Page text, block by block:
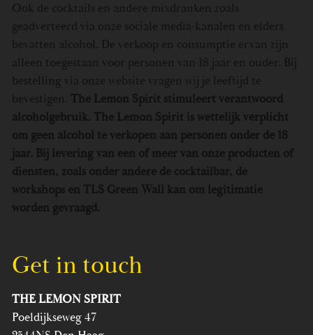
Get in touch
THE LEMON SPIRIT
Poeldijkseweg 47
Ook de cocktails en andere mixdranken zoals
geadverteerd via onze sociale media-kanalen en elders
bevatten alcohol. De verkoop en consumptie ervan zijn
alleen toegestaan voor personen van 18 jaar en ouder. Bij
bestelling via onze website vragen wij je leeftijd te
bevestigen. The Lemon Spirit stimuleert verantwoord
alcoholgebruik. The Lemon Spirit is wettelijk verplicht
om geen alcohol te verkopen aan personen onder de 18
jaar. Bij levering van een of meer van onze producten of
diensten, zoals onder andere de cocktailbar, de
workshops en TLS Green Wall kan om legitimatie
worden gevraagd.